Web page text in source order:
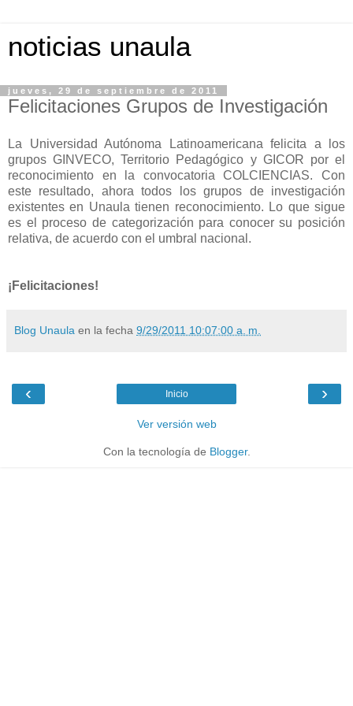
noticias unaula
jueves, 29 de septiembre de 2011
Felicitaciones Grupos de Investigación
La Universidad Autónoma Latinoamericana felicita a los
grupos GINVECO, Territorio Pedagógico y GICOR por el
reconocimiento en la convocatoria COLCIENCIAS. Con
este resultado, ahora todos los grupos de investigación
existentes en Unaula tienen reconocimiento. Lo que sigue
es el proceso de categorización para conocer su posición
relativa, de acuerdo con el umbral nacional.
¡Felicitaciones!
Blog Unaula en la fecha 9/29/2011 10:07:00 a. m.
‹ ›
Inicio
Ver versión web
Con la tecnología de Blogger.